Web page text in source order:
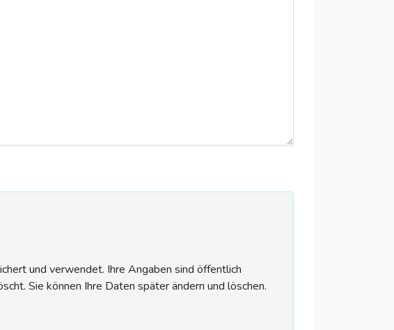
und verwendet. Ihre Angaben sind öffentlich
Sie können Ihre Daten später ändern und löschen.